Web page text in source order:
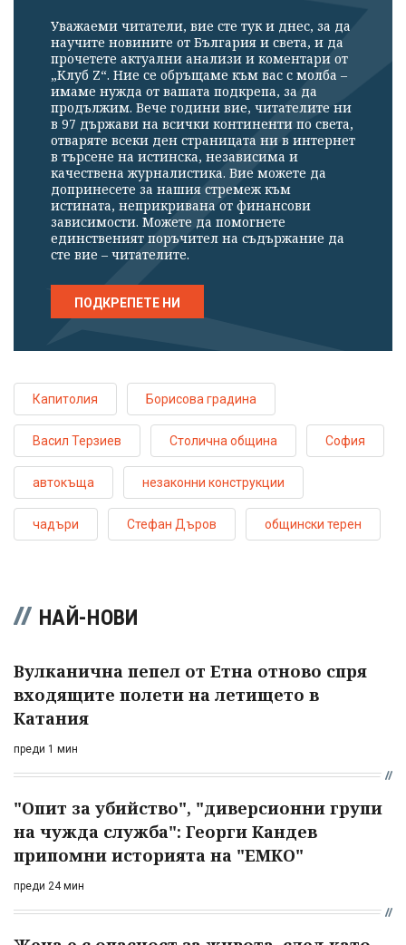
Уважаеми читатели, вие сте тук и днес, за да
научите новините от България и света, и да
прочетете актуални анализи и коментари от
„Клуб Z“. Ние се обръщаме към вас с молба –
имаме нужда от вашата подкрепа, за да
продължим. Вече години вие, читателите ни
в 97 държави на всички континенти по света,
отваряте всеки ден страницата ни в интернет
в търсене на истинска, независима и
качествена журналистика. Вие можете да
допринесете за нашия стремеж към
истината, неприкривана от финансови
зависимости. Можете да помогнете
единственият поръчител на съдържание да
сте вие – читателите.
ПОДКРЕПЕТЕ НИ
Капитолия Борисова градина
Васил Терзиев Столична община София
автокъща незаконни конструкции
чадъри Стефан Дъров общински терен
НАЙ-НОВИ
Вулканична пепел от Етна отново спря
входящите полети на летището в
Катания
преди 1 мин
"Опит за убийство", "диверсионни групи
на чужда служба": Георги Кандев
припомни историята на "ЕМКО"
преди 24 мин